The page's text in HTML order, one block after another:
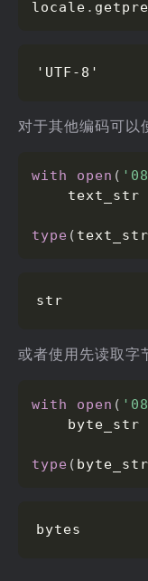
locale .
'UTF-8'
对于其他编码可以
with open (
    text_str
type ( text_str
str
或者使用先读取字
with open (
    byte_str
type ( byte_str
bytes